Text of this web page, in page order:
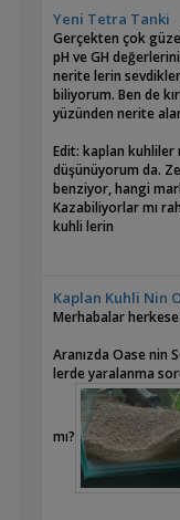
0 bakteriden
pH a gelince, sizin
balıklarının doğal
yüzden doğal
Yeni Tetra Tanki
Gerçekten çok
pH ve GH
nerite lerin
biliyorum. Ben de
yüzünden nerite
Edit: kaplan kuhliler
düşünüyorum da.
benziyor, hangi
Kazabiliyorlar mı
kuhli lerin
Kaplan Kuhli Nin
Merhabalar
Aranızda Oase nin
lerde yaralanma
mı?